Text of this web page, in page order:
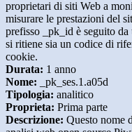
proprietari di siti Web a
misurare le prestazioni del
prefisso _pk_id è seguito
si ritiene sia un codice di
cookie.
Durata: 1 anno
Nome: _pk_ses.1.a05d
Tipologia: analitico
Proprieta: Prima parte
Descrizione: Questo nome